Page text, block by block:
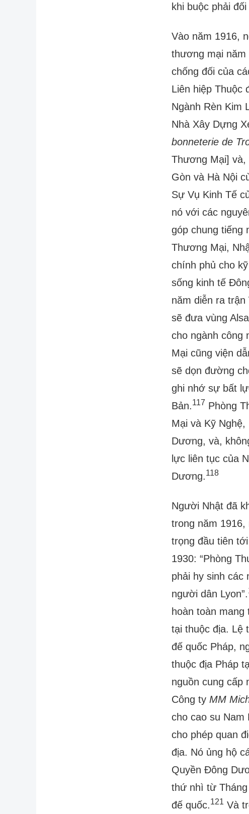
khi buộc phải
Vào năm 1916,
thương mại
chống đối của
Liên hiệp Thuộc
Ngành Rèn Kim
Nhà Xây Dựng
bonneterie de
Thương Mại] và,
Gòn và Hà Nội
Sự Vụ Kinh Tế
nó với các
góp chung tiếng
Thương Mại,
chính phủ cho
sống kinh tế
năm diễn ra
sẽ đưa vùng
cho ngành công
Mại cũng viện
sẽ dọn đường
ghi nhớ sự bất
Bản.117 Phòng
Mại và Kỹ
Dương, và,
lực liên tục của
Dương.118
Người Nhật đã
trong năm
trọng đầu tiên
1930: “Phòng
phải hy sinh các
người dân Lyon”.
hoàn toàn
tại thuộc địa. Lệ
đế quốc Pháp,
thuộc địa Pháp
nguồn cung cấp
Công ty MM
cho cao su Nam
cho phép quan
địa. Nó ủng hộ
Quyền Đông
thứ nhì từ
đế quốc.121 Và